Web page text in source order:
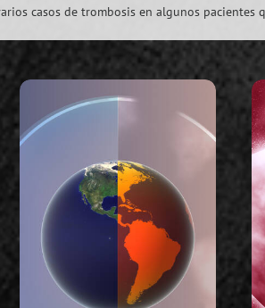
casos de trombosis en algunos pacientes